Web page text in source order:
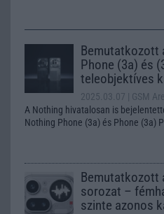
Bemutatkozott
Phone (3a) és
teleobjektíves
2025.03.07
| GSM
A Nothing hivatalosan is
Nothing Phone (3a) és Phone (3a)
Bemutatkozott
sorozat –
szinte azonos